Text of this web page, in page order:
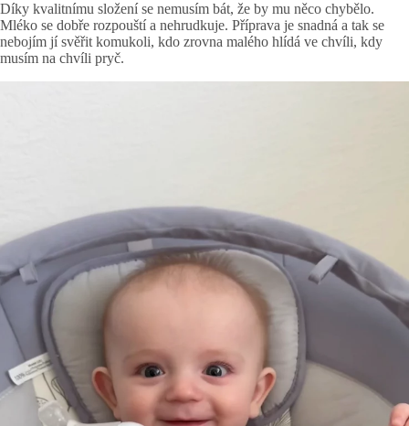
Díky kvalitnímu složení se nemusím bát, že by mu něco chybělo.
Mléko se dobře rozpouští a nehrudkuje. Příprava je snadná a tak se
nebojím jí svěřit komukoli, kdo zrovna malého hlídá ve chvíli, kdy
musím na chvíli pryč.